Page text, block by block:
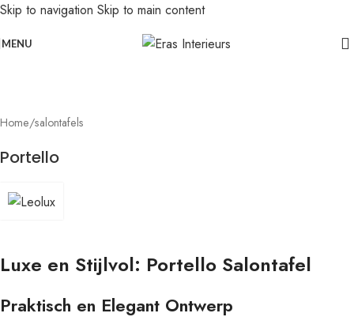
Skip to navigation Skip to main content
MENU
Home/salontafels
Portello
Luxe en Stijlvol: Portello Salontafel
Praktisch en Elegant Ontwerp